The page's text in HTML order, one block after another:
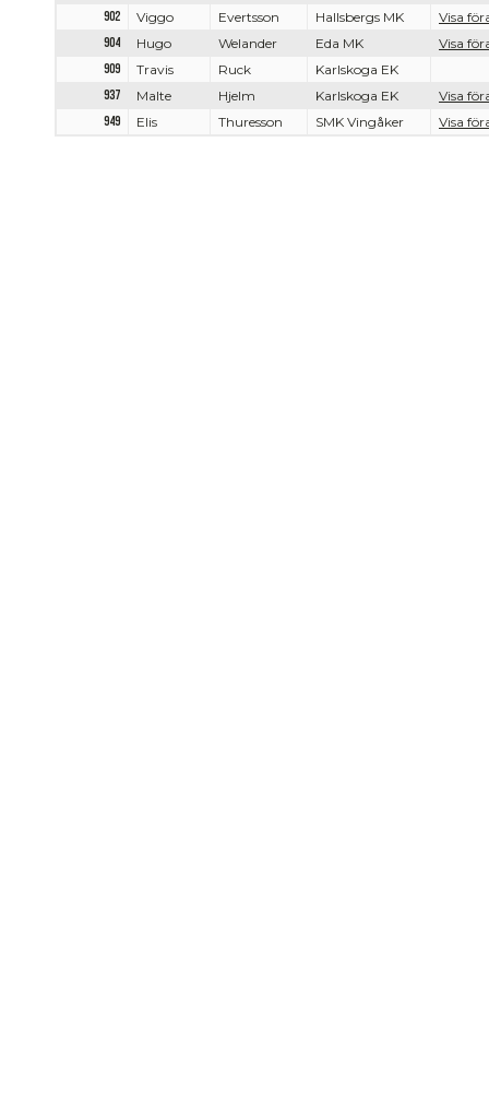
902
Viggo Evertsson Hallsbergs MK
Visa
904
Hugo Welander Eda MK
Visa
909
Travis Ruck
Karlskoga EK
937
Malte Hjelm Karlskoga EK
Visa
949
Elis Thuresson SMK Vingåker Visa